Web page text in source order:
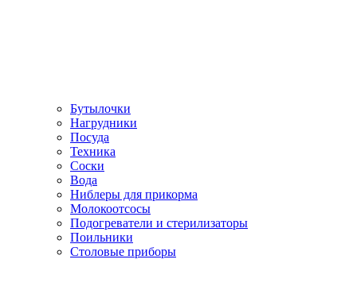
Бутылочки
Нагрудники
Посуда
Техника
Соски
Вода
Ниблеры для прикорма
Молокоотсосы
Подогреватели и стерилизаторы
Поильники
Столовые приборы